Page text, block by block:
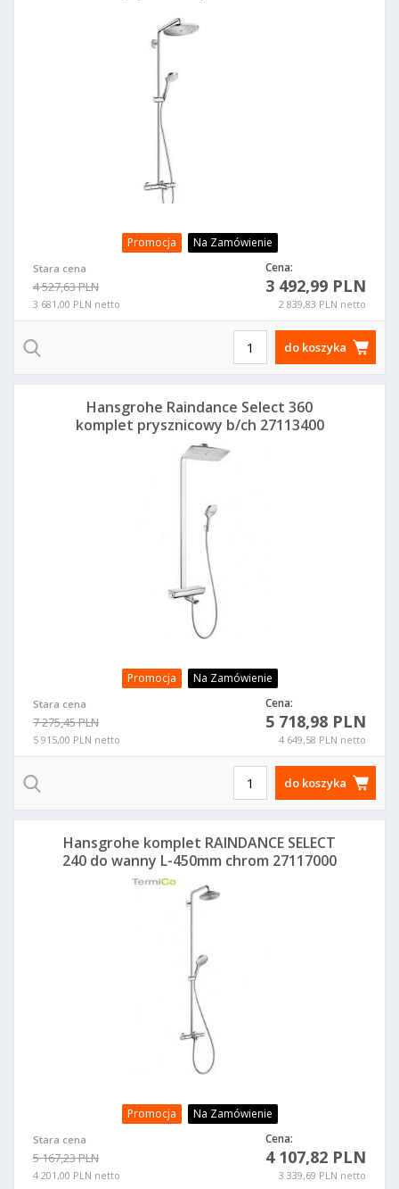
Promocja Na Zamówienie
Stara cena
4 527,63 PLN
3 681,00 PLN netto
Cena:
3 492,99 PLN
2 839,83 PLN netto
do koszyka
Promocja Na Zamówienie
Stara cena
7 275,45 PLN
5 915,00 PLN netto
Cena:
5 718,98 PLN
4 649,58 PLN netto
Hansgrohe Raindance Select 360
komplet prysznicowy b/ch 27113400
do koszyka
Promocja Na Zamówienie
Stara cena
5 167,23 PLN
4 201,00 PLN netto
Cena:
4 107,82 PLN
3 339,69 PLN netto
Hansgrohe komplet RAINDANCE SELECT
240 do wanny L-450mm chrom 27117000